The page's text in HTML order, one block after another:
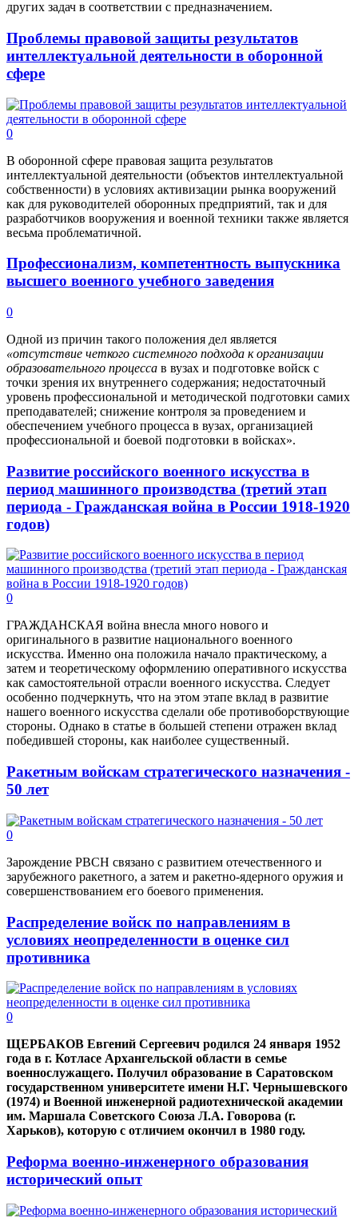
других задач в соответствии с предназначением.
Проблемы правовой защиты результатов
интеллектуальной деятельности в оборонной
сфере
0
В оборонной сфере правовая защита результатов
интеллектуальной деятельности (объектов интеллектуальной
собственности) в условиях активизации рынка вооружений
как для руководителей оборонных предприятий, так и для
разработчиков вооружения и военной техники также является
весьма проблематичной.
Профессионализм, компетентность выпускника
высшего военного учебного заведения
0
Одной из причин такого положения дел является
«отсутствие четкого системного подхода к организации
образовательного процесса в вузах и подготовке войск с
точки зрения их внутреннего содержания; недостаточный
уровень профессиональной и методической подготовки самих
преподавателей; снижение контроля за проведением и
обеспечением учебного процесса в вузах, организацией
профессиональной и боевой подготовки в войсках».
Развитие российского военного искусства в
период машинного производства (третий этап
периода - Гражданская война в России 1918-1920
годов)
0
ГРАЖДАНСКАЯ война внесла много нового и
оригинального в развитие национального военного
искусства. Именно она положила начало практическому, а
затем и теоретическому оформлению оперативного искусства
как самостоятельной отрасли военного искусства. Следует
особенно подчеркнуть, что на этом этапе вклад в развитие
нашего военного искусства сделали обе противоборствующие
стороны. Однако в статье в большей степени отражен вклад
победившей стороны, как наиболее существенный.
Ракетным войскам стратегического назначения -
50 лет
0
Зарождение РВСН связано с развитием отечественного и
зарубежного ракетного, а затем и ракетно-ядерного оружия и
совершенствованием его боевого применения.
Распределение войск по направлениям в
условиях неопределенности в оценке сил
противника
0
ЩЕРБАКОВ Евгений Сергеевич родился 24 января 1952
года в г. Котласе Архангельской области в семье
военнослужащего. Получил образование в Саратовском
государственном университете имени Н.Г. Чернышевского
(1974) и Военной инженерной радиотехнической академии
им. Маршала Советского Союза Л.А. Говорова (г.
Харьков), которую с отличием окончил в 1980 году.
Реформа военно-инженерного образования
исторический опыт